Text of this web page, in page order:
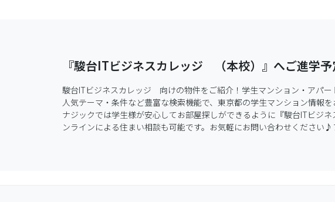
『駿台ITビジネスカレッジ （本校）』へご進学
駿台ITビジネスカレッジ　向けの物件をご紹介！学生マンション・アパ
人気テーマ・条件など豊富な検索機能で、東京都の学生マンション情報
ナジックでは学生様が安心してお部屋探しができるように『駿台ITビジ
ンラインによる住まい相談も可能です。お気軽にお問い合わせください♪